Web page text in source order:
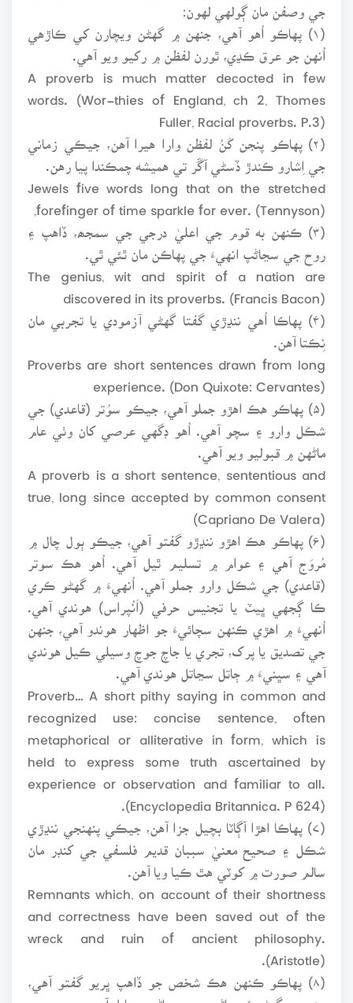
جي وصفن مان ڳولهي لهون:
(۱) پهاڪو اُهو آهي، جنهن ۾ گهڻن ويچارن کي ڪاڙهي
اُنهن جو عرق ڪڍي، ٿورن لفظن ۾ رکيو ويو آهي.
A proverb is much matter decocted in few
words. (Wor-thies of England, ch 2, Thomes
Fuller, Racial proverbs. P.3)
(۲) پهاڪو پنجن کَنُ لفظن وارا هيرا آهن، جيڪي زماني
جي اِشارو ڪندڙ ڏسڻي آڱر تي هميشه چمڪندا پيا رهن.
Jewels five words long that on the stretched
forefinger of time sparkle for ever. (Tennyson),
(۳) ڪنهن به قوم جي اعليٰ درجي جي سمجھ، ڏاهپ ۽
روح جي سڃاڻپ انهيءَ جي پهاڪن مان ٿئي ٿي.
The genius, wit and spirit of a nation are
discovered in its proverbs. (Francis Bacon)
(۴) پهاڪا اُهي ننڍڙي گفتا گهڻي آزمودي يا تجربي مان
نِڪتا آهن.
Proverbs are short sentences drawn from long
experience. (Don Quixote: Cervantes)
(۵) پهاڪو هڪ اهڙو جملو آهي، جيڪو سوُتر (قاعدي) جي
شڪل وارو ۽ سچو آهي. اُهو ڊگهي عرصي کان وٺي عام
ماڻهن ۾ قبوليو ويو آهي.
A proverb is a short sentence, sententious and
true, long since accepted by common consent
(Capriano De Valera)
(۶) پهاڪو هڪ اهڙو ننڍڙو گفتو آهي، جيڪو ٻول چال ۾
مُروَج آهي ۽ عوام ۾ تسليم ٿيل آهي. اُهو هڪ سوتر
(قاعدي) جي شڪل وارو جملو آهي. اُنهيءَ ۾ گهڻو ڪري
ڪا ڳجهي ڀيٽ يا تجنيس حرفي (اَنُپراس) هوندي آهي.
اُنهيءَ ۾ اهڙي ڪنهن سچائيءَ جو اظهار هوندو آهي، جنهن
جي تصديق يا پرک، تجري يا جاچ جوچ وسيلي ڪيل هوندي
آهي ۽ سڀنيءَ ۾ ڄاتل سڃاتل هوندي آهي.
Proverb… A short pithy saying in common and
recognized use: concise sentence, often
metaphorical or alliterative in form, which is
held to express some truth ascertained by
experience or observation and familiar to all.
(Encyclopedia Britannica. P 624).
(۷) پهاڪا اهڙا آڳاٽا بچيل جزا آهن، جيڪي پنهنجي ننڍڙي
شڪل ۽ صحيح معنيٰ سببان قديم فلسفي جي کنڊر مان
سالم صورت ۾ کوٽي هٿ ڪيا ويا آهن.
Remnants which, on account of their shortness
and correctness have been saved out of the
wreck and ruin of ancient philosophy.
(Aristotle).
(۸) پهاڪو ڪنهن هڪ شخص جو ڏاهپ ڀريو گفتو آهي،
جنهن ۾ گهڻن ئي ماڻهن جي سياڻپ سمايل آهي.